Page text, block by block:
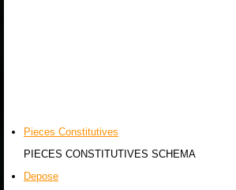
Pieces Constitutives
PIECES CONSTITUTIVES SCHEMA
Depose